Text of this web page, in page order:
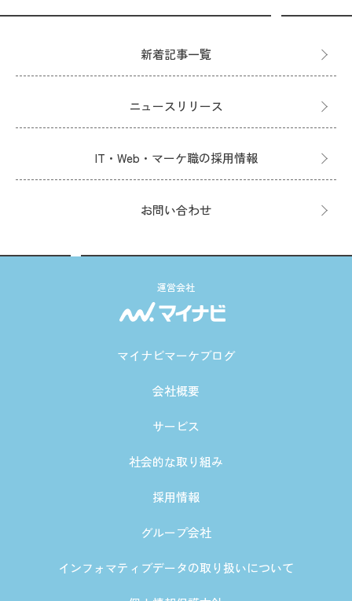
新着記事一覧
ニュースリリース
IT・Web・マーケ職の採用情報
お問い合わせ
運営会社
マイナビマーケブログ
会社概要
サービス
社会的な取り組み
採用情報
グループ会社
インフォマティブデータの取り扱いについて